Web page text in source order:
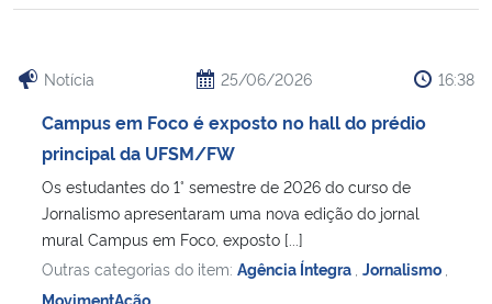
Controladoria-Geral da União
Ministério da Mulher, da Família e dos Direitos Humanos
Secretaria-Geral
Notícia 25/06/2026 16:38
Campus em Foco é exposto no hall do prédio
principal da UFSM/FW
Os estudantes do 1° semestre de 2026 do curso de
Jornalismo apresentaram uma nova edição do jornal
mural Campus em Foco, exposto [...]
Outras categorias do item: Agência Íntegra Jornalismo
MovimentAção